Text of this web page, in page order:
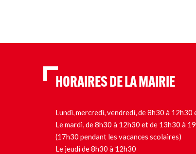
HORAIRES DE LA MAIRIE
Lundi, mercredi, vendredi, de 8h30 à
Le mardi, de 8h30 à 12h30 et de 13h30 à
(17h30 pendant les vacances scolaires)
Le jeudi de 8h30 à 12h30